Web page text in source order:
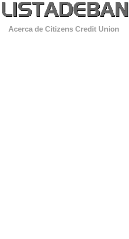
Acerca de Citizens Credit Union